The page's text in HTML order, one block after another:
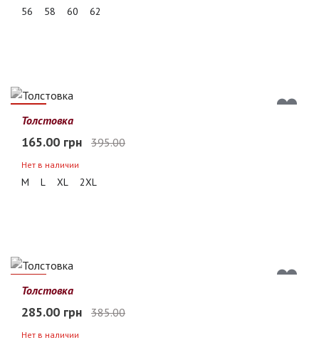
56 58 60 62
58%
Толстовка
165.00 грн 395.00
Нет в наличии
M L XL 2XL
26%
Толстовка
285.00 грн 385.00
Нет в наличии